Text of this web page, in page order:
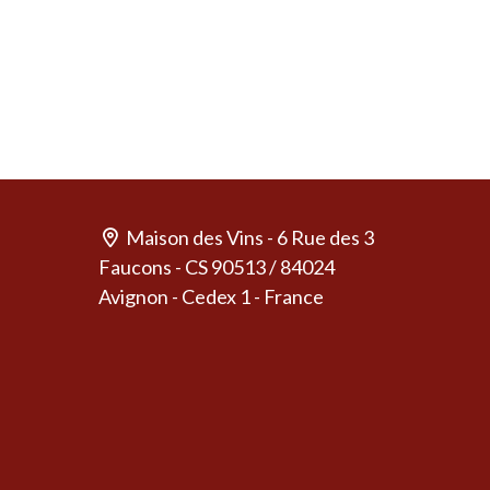
Maison des Vins - 6 Rue des 3
Faucons - CS 90513 / 84024
Avignon - Cedex 1 - France